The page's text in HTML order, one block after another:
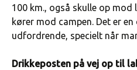
100 km., også skulle op
kører mod campen. Det er
udfordrende, specielt når
Drikkeposten på vej op til